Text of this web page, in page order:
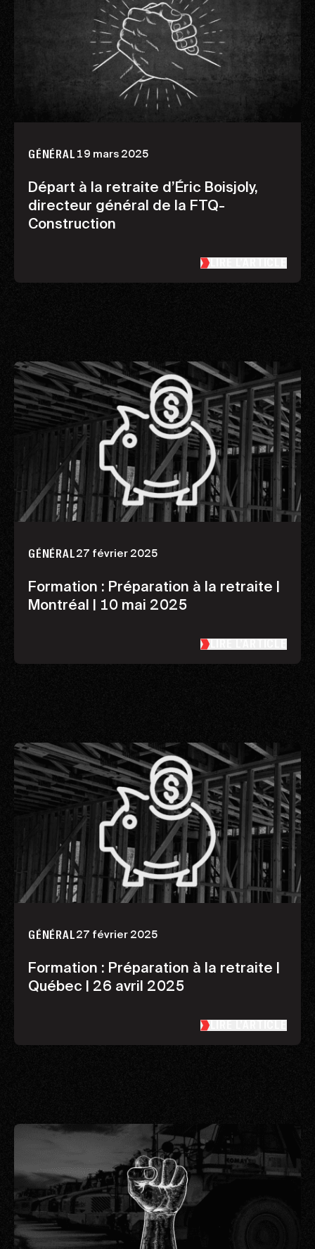
GÉNÉRAL 19 mars 2025
Départ à la retraite d’Éric Boisjoly,
directeur général de la FTQ-
Construction
GÉNÉRAL27 février 2025
Formation : Préparation à la retraite |
Montréal | 10 mai 2025
GÉNÉRAL27 février 2025
Formation : Préparation à la retraite |
Québec | 26 avril 2025